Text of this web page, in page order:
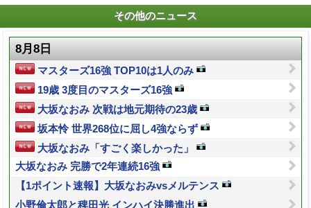
その他のニュース
8月8日
マスターズ16強 TOP10は1人のみ
19歳 3度目のマスターズ16強
大坂なおみ 次戦は地元期待の23歳
坂本怜 世界268位に屈し4強ならず
大坂なおみ「すごく楽しかった」
大坂なおみ 完勝で2年連続16強
【1ポイント速報】大坂なおみvsメルテンス
小野倫太郎と稗田光 インハイ決勝進出